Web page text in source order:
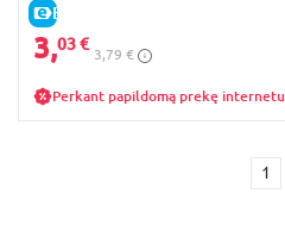
E-KAINA
3,03 €
3,79 €
Perkant papildomą prekę internetu
1